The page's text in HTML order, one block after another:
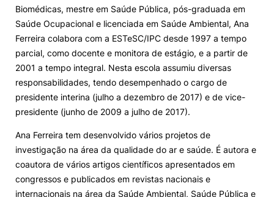
Biomédicas, mestre em Saúde Pública, pós-graduada em
Saúde Ocupacional e licenciada em Saúde Ambiental, Ana
Ferreira colabora com a ESTeSC/IPC desde 1997 a tempo
parcial, como docente e monitora de estágio, e a partir de
2001 a tempo integral. Nesta escola assumiu diversas
responsabilidades, tendo desempenhado o cargo de
presidente interina (julho a dezembro de 2017) e de vice-
presidente (junho de 2009 a julho de 2017).
Ana Ferreira tem desenvolvido vários projetos de
investigação na área da qualidade do ar e saúde. É autora e
coautora de vários artigos científicos apresentados em
congressos e publicados em revistas nacionais e
internacionais na área da Saúde Ambiental, Saúde Pública e